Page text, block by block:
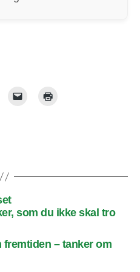
som du ikke skal tro
fremtiden – tanker om